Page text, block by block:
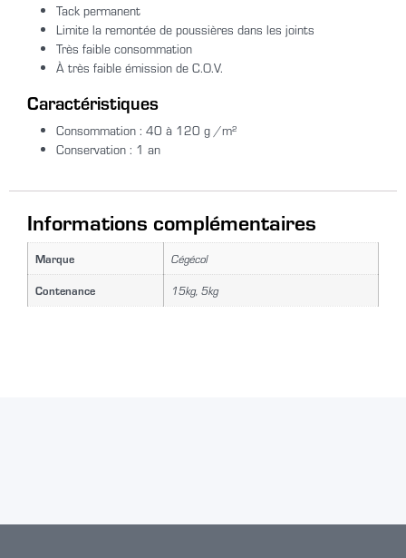
Tack permanent
Limite la remontée de poussières dans les joints
Très faible consommation
À très faible émission de C.O.V.
Caractéristiques
Consommation : 40 à 120 g /m²
Conservation : 1 an
Informations complémentaires
Marque Cégécol
Contenance 15kg, 5kg